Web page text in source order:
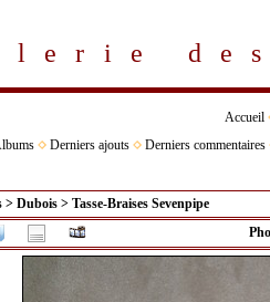
Accueil
Derniers ajouts Derniers commentaires
> Dubois > Tasse-Braises Sevenpipe